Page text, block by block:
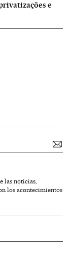
e
las noticias,
los acontecimientos